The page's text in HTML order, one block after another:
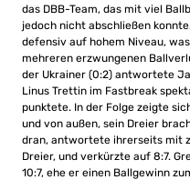
das DBB-Team, das mit viel
jedoch nicht abschließen
defensiv auf hohem Niveau,
mehreren erzwungenen
der Ukrainer (0:2) antwortete
Linus Trettin im Fastbreak
punktete. In der Folge zeigte
und von außen, sein Dreier
dran, antwortete ihrerseits mit
Dreier, und verkürzte auf 8:7.
10:7, ehe er einen Ballgewinn